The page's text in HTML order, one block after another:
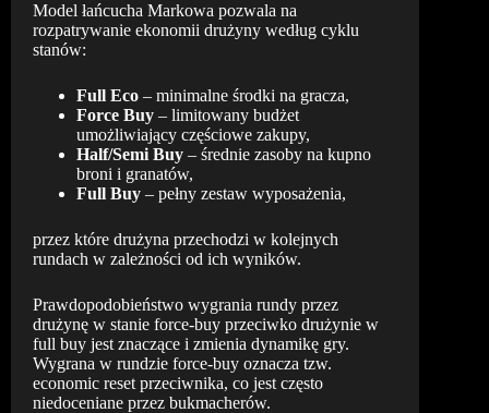
Model łańcucha Markowa pozwala na
rozpatrywanie ekonomii drużyny według cyklu
stanów:
Full Eco – minimalne środki na gracza,
Force Buy – limitowany budżet
umożliwiający częściowe zakupy,
Half/Semi Buy – średnie zasoby na kupno
broni i granatów,
Full Buy – pełny zestaw wyposażenia,
przez które drużyna przechodzi w kolejnych
rundach w zależności od ich wyników.
Prawdopodobieństwo wygrania rundy przez
drużynę w stanie force-buy przeciwko drużynie w
full buy jest znaczące i zmienia dynamikę gry.
Wygrana w rundzie force-buy oznacza tzw.
economic reset przeciwnika, co jest często
niedoceniane przez bukmacherów.